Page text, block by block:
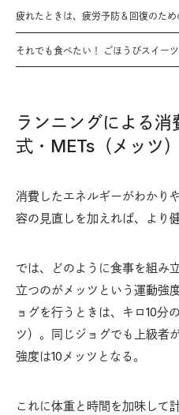
疲れたときは、疲労予防＆回復のため
それでも食べたい！ ごほうびスイーツ
ランニングによる
式・METs（メッツ）
消費したエネルギーがわかり
容の見直しを加えれば、より
では、どのように食事を組み
立つのがメッツという運動強
ョグを行うときは、キロ10分
ツ）。同じジョグでも上級者
強度は10メッツとなる。
これに体重と時間を加味して